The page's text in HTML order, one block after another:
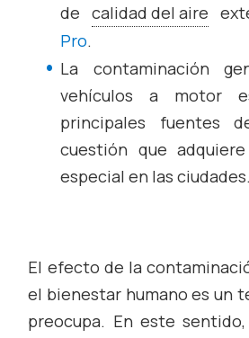
de calidad del aire
Pro.
La contaminación
vehículos a motor
principales fuentes
cuestión que
especial en las ciudades.
El efecto de la
el bienestar humano es un
preocupa. En este